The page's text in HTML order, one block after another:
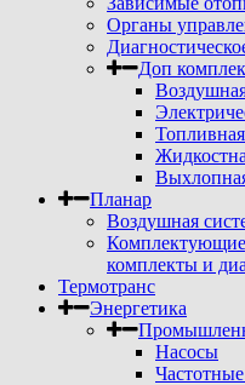
Органы
Доп
Планар
Воздушная
комплекты и
Термотранс
Энергетика
Насосы